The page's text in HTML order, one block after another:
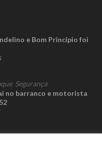
e Bom Princípio foi
, Segurança
no barranco e motorista